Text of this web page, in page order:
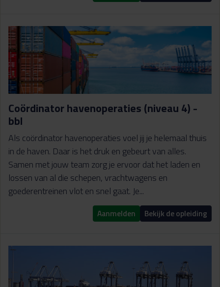
Coördinator havenoperaties (niveau 4) -
bbl
Als coördinator havenoperaties voel jij je helemaal thuis
in de haven. Daar is het druk en gebeurt van alles.
Samen met jouw team zorg je ervoor dat het laden en
lossen van al die schepen, vrachtwagens en
goederentreinen vlot en snel gaat. Je...
Aanmelden Bekijk de opleiding